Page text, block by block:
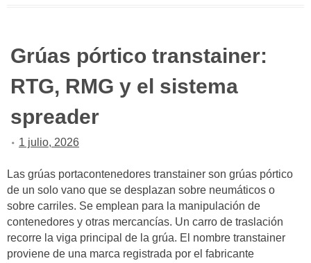
Grúas pórtico transtainer:
RTG, RMG y el sistema
spreader
1 julio, 2026
Las grúas portacontenedores transtainer son grúas pórtico
de un solo vano que se desplazan sobre neumáticos o
sobre carriles. Se emplean para la manipulación de
contenedores y otras mercancías. Un carro de traslación
recorre la viga principal de la grúa. El nombre transtainer
proviene de una marca registrada por el fabricante